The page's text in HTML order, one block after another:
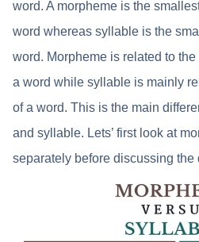
word. A morpheme is the
word whereas syllable is the
word. Morpheme is related to
a word while syllable is mainly
of a word. This is the main
and syllable. Lets’ first look at
separately before discussing the